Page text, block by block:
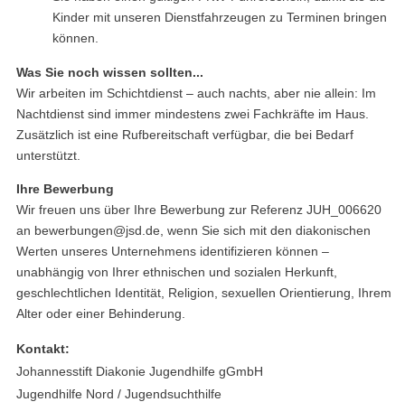
Kinder mit unseren Dienstfahrzeugen zu Terminen bringen
können.
Was Sie noch wissen sollten...
Wir arbeiten im Schichtdienst – auch nachts, aber nie allein: Im
Nachtdienst sind immer mindestens zwei Fachkräfte im Haus.
Zusätzlich ist eine Rufbereitschaft verfügbar, die bei Bedarf
unterstützt.
Ihre Bewerbung
Wir freuen uns über Ihre Bewerbung zur Referenz JUH_006620
an bewerbungen@jsd.de, wenn Sie sich mit den diakonischen
Werten unseres Unternehmens identifizieren können –
unabhängig von Ihrer ethnischen und sozialen Herkunft,
geschlechtlichen Identität, Religion, sexuellen Orientierung, Ihrem
Alter oder einer Behinderung.
Kontakt:
Johannesstift Diakonie Jugendhilfe gGmbH
Jugendhilfe Nord / Jugendsuchthilfe